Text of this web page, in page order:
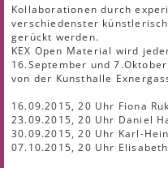
Kollaborationen durch
verschiedenster
gerückt werden.
KEX Open Material wird
16.September und
von der Kunsthalle
16.09.2015, 20 Uhr Fiona
23.09.2015, 20 Uhr Daniel
30.09.2015, 20 Uhr Karl-
07.10.2015, 20 Uhr